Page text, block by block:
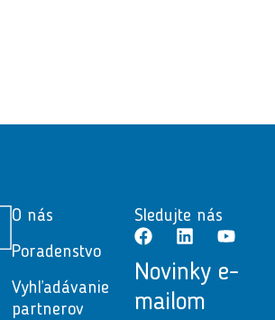
O nás
Poradenstvo
Vyhľadávanie
partnerov
Sledujte nás
Novinky e-
mailom